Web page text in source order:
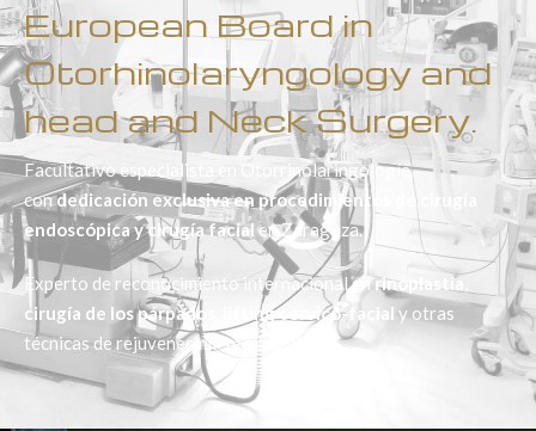
European Board in
Otorhinolaryngology and
head and Neck Surgery.
Facultativo especialista en Otorrinolaringología
condedicación exclusiva en procedimientos de cirugía
endoscópica ycirugía facialen Zaragoza.
Experto de reconocimiento internacional enrinoplastia
cirugía de los párpados, lifting cérvico-facial y otras
técnicas de rejuvenecimiento facial.